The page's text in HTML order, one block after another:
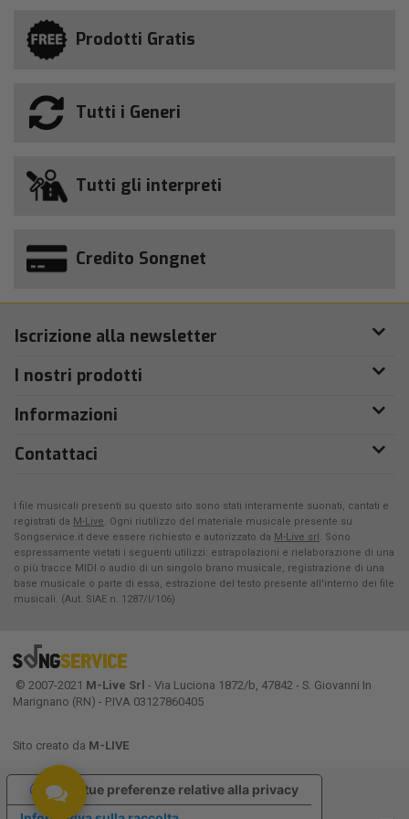
Prodotti Gratis
Tutti i Generi
Tutti gli interpreti
Credito Songnet
Iscrizione alla newsletter
I nostri prodotti
Informazioni
Contattaci
I file musicali presenti su questo sito sono stati interamente suonati, cantati e
registrati da M-Live. Ogni riutilizzo del materiale musicale presente su
Songservice.it deve essere richiesto e autorizzato da M-Live srl. Sono
espressamente vietati i seguenti utilizzi: estrapolazioni e rielaborazione di una
o più tracce MIDI o audio di un singolo brano musicale, registrazione di una
base musicale o parte di essa, estrazione del testo presente all'interno dei file
musicali. (Aut. SIAE n. 1287/I/106)
© 2007-2021 M-Live Srl - Via Luciona 1872/b, 47842 - S. Giovanni In
Marignano (RN) - P.IVA 03127860405
Sito creato da M-LIVE
Le tue preferenze relative alla privacy